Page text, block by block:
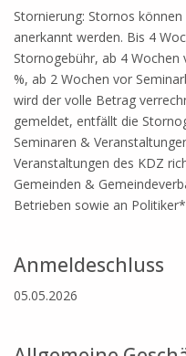
Stornierung: Stornos
anerkannt werden. Bis 4
Stornogebühr, ab 4
%, ab 2 Wochen vor
wird der volle Betrag
gemeldet, entfällt die
Seminaren &
Veranstaltungen des KDZ
Gemeinden &
Betrieben sowie an
Anmeldeschluss
05.05.2026